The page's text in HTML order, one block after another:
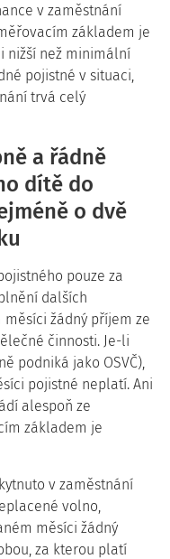
v zaměstnání
základem je
nižší než minimální
pojistné v situaci,
trvá celý
a řádně
dítě do
o dvě
pouze za
dalších
žádný příjem ze
činnosti. Je-li
podniká jako OSVČ),
pojistné neplatí. Ani
alespoň ze
základem je
v zaměstnání
volno,
měsíci žádný
za kterou platí